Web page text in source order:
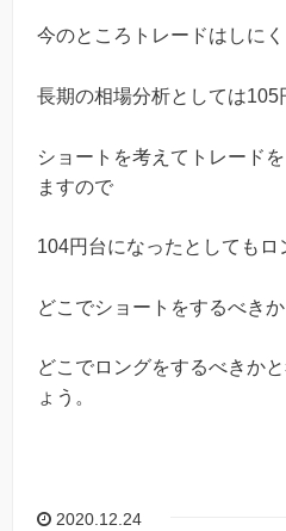
今のところトレードはしにく
長期の相場分析としては105
ショートを考えてトレード
ますので
104円台になったとしてもロ
どこでショートをするべきか
どこでロングをするべきか
ょう。
2020.12.24